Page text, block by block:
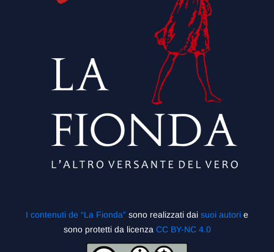
I contenuti de “La Fionda” sono realizzati dai suoi autori e
sono protetti da licenza CC BY-NC 4.0